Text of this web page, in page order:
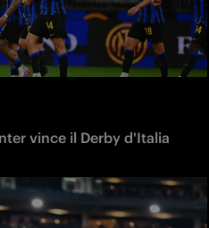
vince il Derby d'Italia